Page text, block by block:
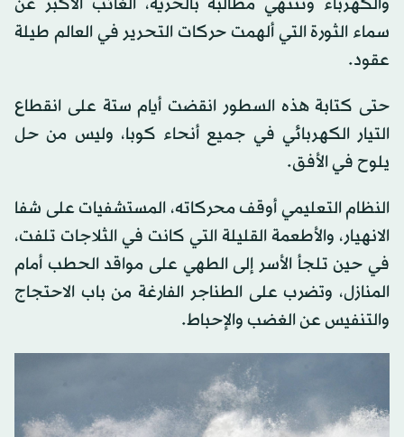
سماء الثورة التي ألهمت حركات التحرير في العالم طيلة
عقود.
حتى كتابة هذه السطور انقضت أيام ستة على انقطاع
التيار الكهربائي في جميع أنحاء كوبا، وليس من حل
يلوح في الأفق.
النظام التعليمي أوقف محركاته، المستشفيات على شفا
الانهيار، والأطعمة القليلة التي كانت في الثلاجات تلفت،
في حين تلجأ الأسر إلى الطهي على مواقد الحطب أمام
المنازل، وتضرب على الطناجر الفارغة من باب الاحتجاج
والتنفيس عن الغضب والإحباط.